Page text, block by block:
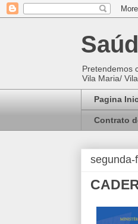
Pretendemos
Vila Maria/
Pagina
Contrato
segunda-